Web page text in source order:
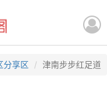
分享区 津南步步红足道